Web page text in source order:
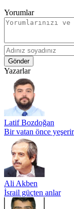
Yorumlar
Gönder
Yazarlar
Latif Bozdoğan
Bir vatan önce yeşerir
Ali Akben
İsrail güçten anlar